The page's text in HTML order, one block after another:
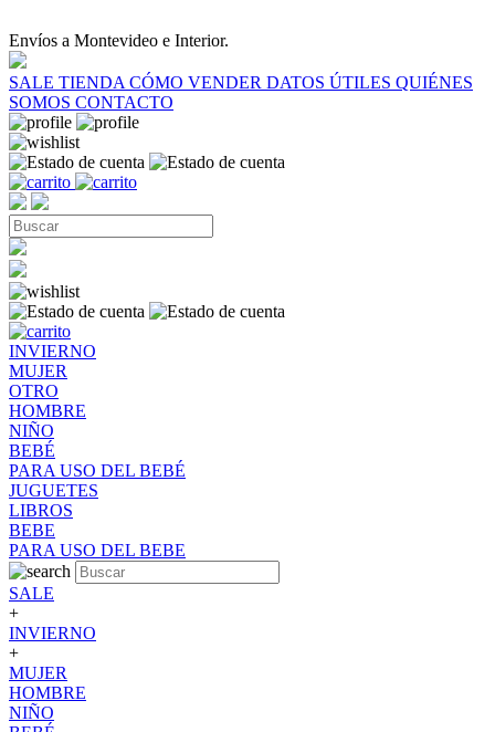
Envíos a Montevideo e Interior.
SALE TIENDA CÓMO VENDER DATOS ÚTILES QUIÉNES
SOMOS CONTACTO
INVIERNO
MUJER
OTRO
HOMBRE
NIÑO
BEBÉ
PARA USO DEL BEBÉ
JUGUETES
LIBROS
BEBE
PARA USO DEL BEBE
SALE
+
INVIERNO
+
MUJER
HOMBRE
NIÑO